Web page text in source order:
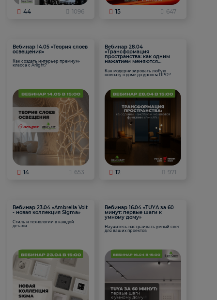
44 1096 15 647
Вебинар 14.05 «Теория слоев
освещения»
Как создать интерьер премиум-
класса с Arlight?
14 653
Вебинар 28.04
«Трансформация
пространства: как одним
нажатием меняются
Как модернизировать любую
комнату в доме до уровня ПРО?
12 971
Вебинар 23.04 «Ambrella Volt
- новая коллекция Sigma»
Стиль и технологии в каждой
детали
Вебинар 16.04 «TUYA за 60
минут: первые шаги к
умному дому»
Научитесь настраивать умный свет
для ваших проектов